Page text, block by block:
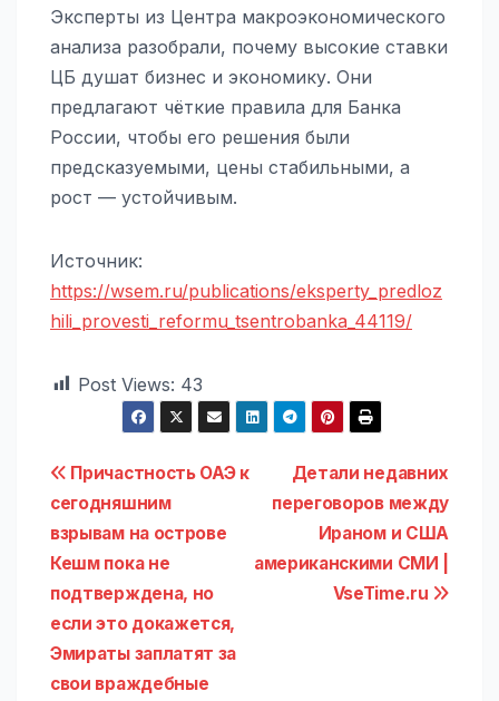
Эксперты из Центра макроэкономического
анализа разобрали, почему высокие ставки
ЦБ душат бизнес и экономику. Они
предлагают чёткие правила для Банка
России, чтобы его решения были
предсказуемыми, цены стабильными, а
рост — устойчивым.
Источник:
https://wsem.ru/publications/eksperty_predloz
hili_provesti_reformu_tsentrobanka_44119/
Post Views: 43
Навигация
по
записям
Детали недавних
переговоров между
Ираном и США
американскими СМИ |
VseTime.ru
Причастность ОАЭ к
сегодняшним
взрывам на острове
Кешм пока не
подтверждена, но
если это докажется,
Эмираты заплатят за
свои враждебные